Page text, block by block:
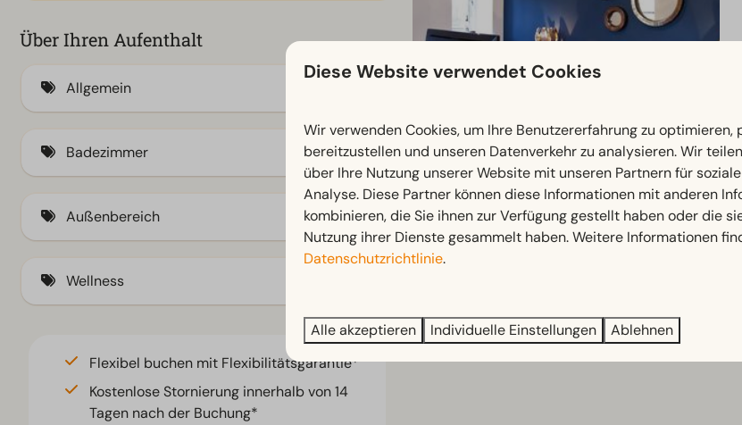
Über Ihren Aufenthalt
Allgemein
Badezimmer
Außenbereich
Wellness
Traditionelle Sauna
Flexibel buchen mit Flexibilitätsgarantie*
Kostenlose Stornierung innerhalb von 14
Tagen nach der Buchung*
Diese Website verwendet Cookies
Wir verwenden Cookies, um Ihre Benutzererfahrung zu
bereitzustellen und unseren Datenverkehr zu analysieren. Wir
über Ihre Nutzung unserer Website mit unseren Partnern für
Analyse. Diese Partner können diese Informationen mit anderen
kombinieren, die Sie ihnen zur Verfügung gestellt haben oder die
Nutzung ihrer Dienste gesammelt haben. Weitere Informationen
Datenschutzrichtlinie.
Alle akzeptieren Individuelle Einstellungen Ablehnen